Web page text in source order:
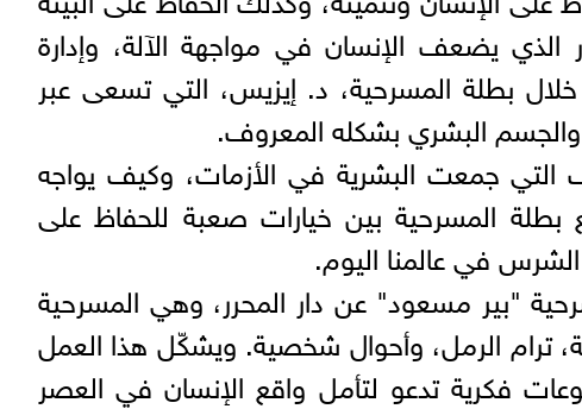
يضعف الإنسان في مواجهة الآلة، وإدارة
بطلة المسرحية، د. إيزيس، التي تسعى عبر
والجسم البشري بشكله المعروف.
جمعت البشرية في الأزمات، وكيف يواجه
بطلة المسرحية بين خيارات صعبة للحفاظ على
في عالمنا اليوم.
"بير مسعود" عن دار المحرر، وهي المسرحية
ترام الرمل، وأحوال شخصية. ويشكّل هذا العمل
فكرية تدعو لتأمل واقع الإنسان في العصر